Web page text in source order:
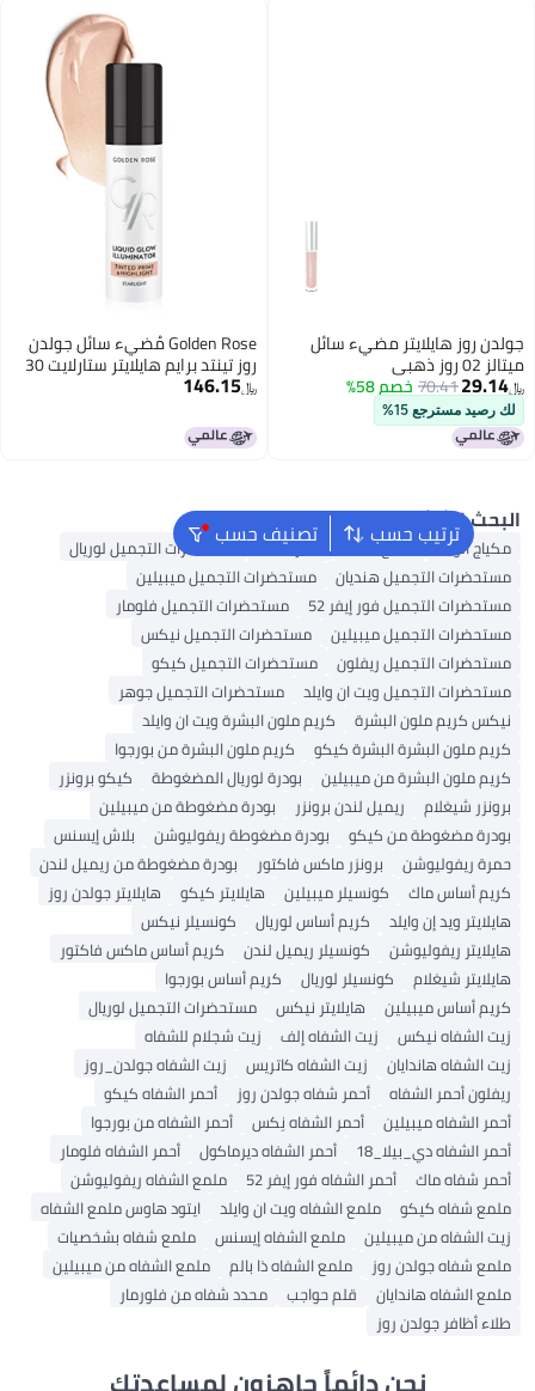
روز هايلايتر مضيء سائل
70.41خصم 58%
مسترجع 15%
Golden Rose مُضيء سائل جولدن
روز تينتد برايم هايلايتر ستارلايت 30
146.15
ترتيب حسب تصنيف حسب الشائع
الوجه ملمع شفاه أحمر شفاه
مستحضرات التجميل لوريال
التجميل هنديان
مستحضرات التجميل ميبيلين
التجميل فور إيفر 52
مستحضرات التجميل فلومار
التجميل ميبيلين
مستحضرات التجميل نيكس
التجميل ريفلون
مستحضرات التجميل كيكو
التجميل ويت ان وايلد
مستحضرات التجميل جوهر
كريم ملون البشرة
كريم ملون البشرة ويت ان وايلد
ملون البشرة البشرة كيكو
كريم ملون البشرة من بورجوا
ملون البشرة من ميبيلين
بودرة لوريال المضغوطة
كيكو برونزر
شيغلام
ريميل لندن برونزر
بودرة مضغوطة من ميبيلين
مضغوطة من كيكو
بودرة مضغوطة ريفوليوشن
بلاش إيسنس
ريفوليوشن
برونزر ماكس فاكتور
بودرة مضغوطة من ريميل لندن
أساس ماك
كونسيلر ميبيلين هايلايتر كيكو
هايلايتر جولدن روز
ويد إن وايلد
كريم أساس لوريال
كونسيلر نيكس
ريفوليوشن
كونسيلر ريميل لندن
كريم أساس ماكس فاكتور
شيغلام
كونسيلر لوريال
كريم أساس بورجوا
أساس ميبيلين
هايلايتر نيكس
مستحضرات التجميل لوريال
الشفاه نيكس
زيت الشفاه إلف
زيت شجلام للشفاه
هاندايان
زيت الشفاه كاتريس
زيت الشفاه جولدن_روز
أحمر الشفاه
أحمر شفاه جولدن روز
أحمر الشفاه كيكو
الشفاه ميبيلين
أحمر الشفاه نِكس
أحمر الشفاه من بورجوا
الشفاه دي_بيلا_18
أحمر الشفاه ديرماكول
أحمر الشفاه فلومار
شفاه ماك
أحمر الشفاه فور إيفر 52
ملمع الشفاه ريفوليوشن
شفاه كيكو
ملمع الشفاه ويت ان وايلد
ايتود هاوس ملمع الشفاه
من ميبيلين
ملمع الشفاه إيسنس
ملمع شفاه بشخصيات
شفاه جولدن روز
ملمع الشفاه ذا بالم
ملمع الشفاه من ميبيلين
الشفاه هاندايان
قلم حواجب
محدد شفاه من فلورمار
أظافر جولدن روز